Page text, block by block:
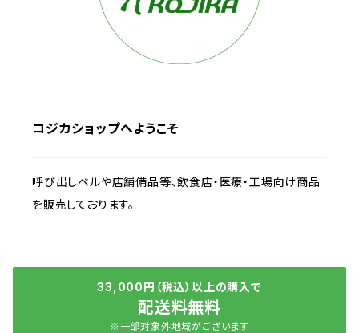
コジカショップへようこそ
呼び出しベルや店舗備品等、飲食店・医療・工場向け商品
を販売しております。
33,000円（税込）以上の購入で
配送料無料
※一部対象外地域がございます